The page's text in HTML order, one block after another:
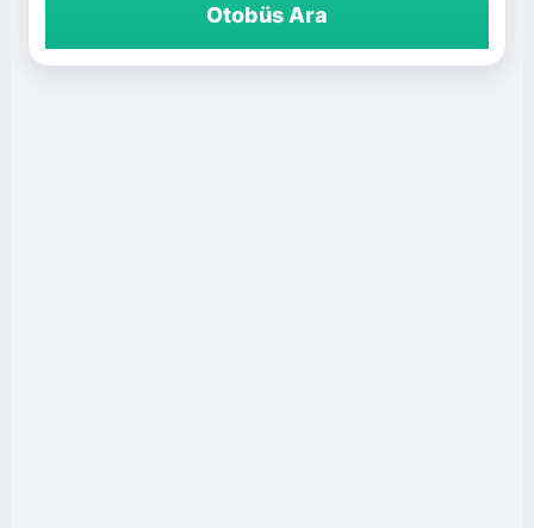
Otobüs Ara